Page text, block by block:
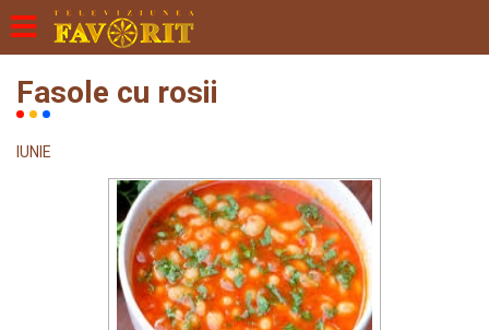
Fasole cu rosii
IUNIE